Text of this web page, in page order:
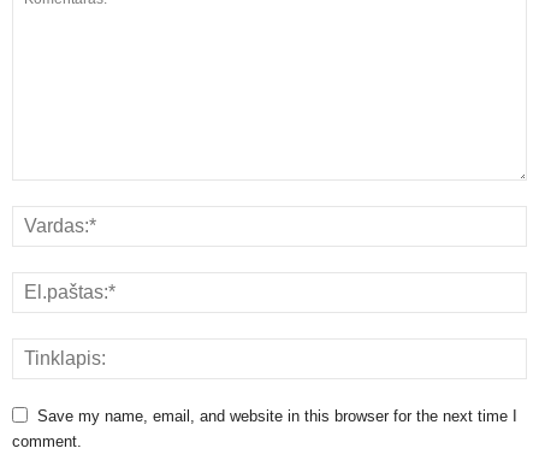
Save my name, email, and website in this browser for the next time I
comment.